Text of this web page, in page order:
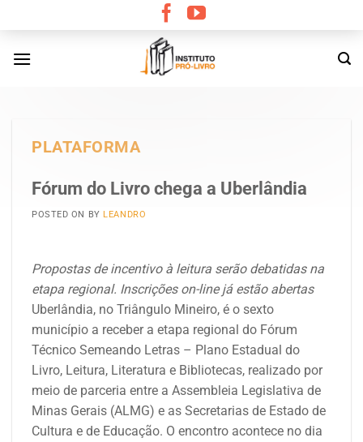
content
PLATAFORMA
Fórum do Livro chega a Uberlândia
POSTED ON BY LEANDRO
Propostas de incentivo à leitura serão debatidas na
etapa regional. Inscrições on-line já estão abertas
Uberlândia, no Triângulo Mineiro, é o sexto
município a receber a etapa regional do Fórum
Técnico Semeando Letras – Plano Estadual do
Livro, Leitura, Literatura e Bibliotecas, realizado por
meio de parceria entre a Assembleia Legislativa de
Minas Gerais (ALMG) e as Secretarias de Estado de
Cultura e de Educação. O encontro acontece no dia